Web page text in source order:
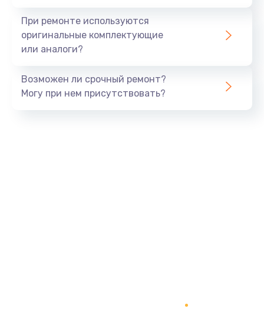
При ремонте используются
оригинальные комплектующие
или аналоги?
Возможен ли срочный ремонт?
Могу при нем присутствовать?